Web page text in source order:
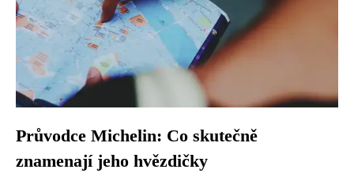
Průvodce Michelin: Co skutečně
znamenají jeho hvězdičky